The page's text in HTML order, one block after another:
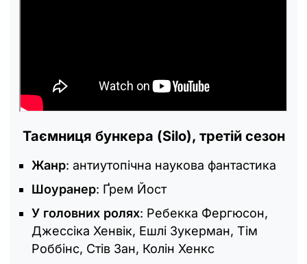
Таємниця бункера (Silo), третій сезон
Жанр: антиутопічна наукова фантастика
Шоуранер: Ґрем Йост
У головних ролях: Ребекка Фергюсон,
Джессіка Хенвік, Ешлі Зукерман, Тім
Роббінс, Стів Зан, Колін Хенкс